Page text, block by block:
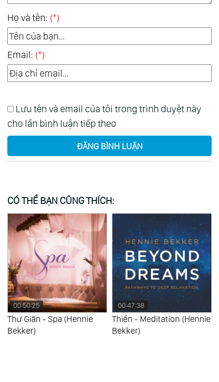
Họ và tên: (*)
Email: (*)
Lưu tên và email của tôi trong trình duyệt này
cho lần bình luận tiếp theo
ĐĂNG BÌNH LUẬN
CÓ THỂ BẠN CŨNG THÍCH:
00:50:25
Thư Giãn - Spa (Hennie
Bekker)
00:47:38
Thiền - Meditation (Hennie
Bekker)